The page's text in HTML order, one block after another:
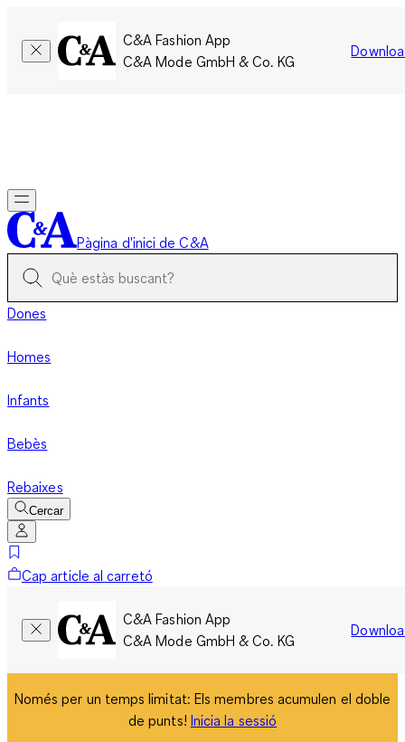
C&A Fashion App
C&A Mode GmbH & Co. KG
Pàgina d'inici de C&A
Dones
Homes
Infants
Bebès
Rebaixes
Cercar
Cap article al carretó
C&A Fashion App
C&A Mode GmbH & Co. KG
Només per un temps limitat: Els membres acumulen el doble
de punts! Inicia la sessió